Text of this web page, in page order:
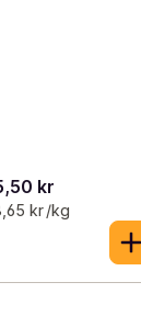
kr
kr /kg